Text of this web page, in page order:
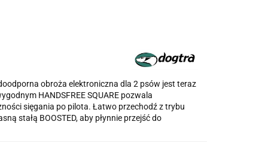
obroża elektroniczna dla 2 psów jest teraz
HANDSFREE SQUARE pozwala
sięgania po pilota. Łatwo przechodź z trybu
stałą BOOSTED, aby płynnie przejść do